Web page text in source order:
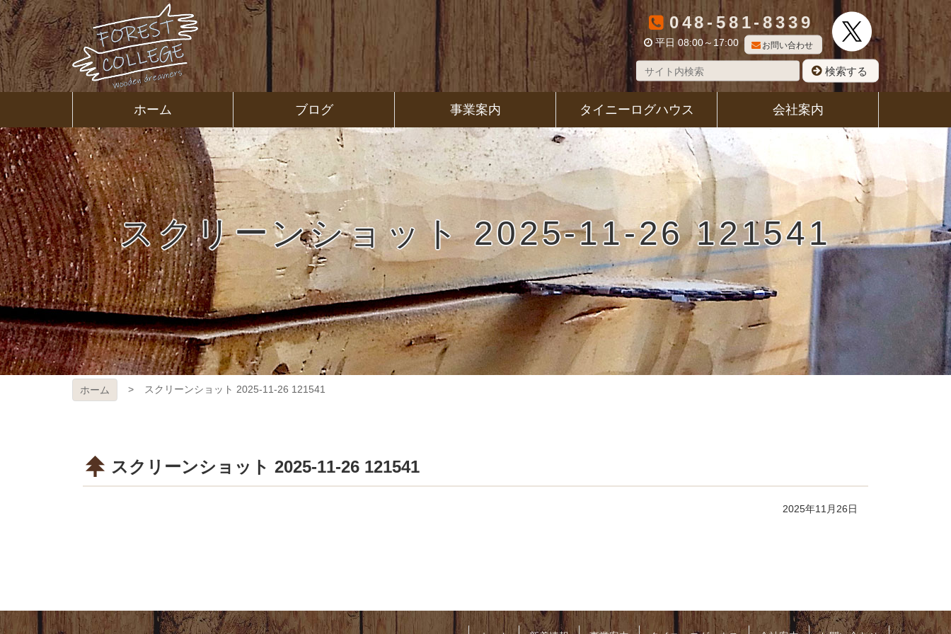
コ
ン
テ
ン
ツ
本
文
ス
キ
ッ
プ
㈱ＦＯＲ
ＥＳＴ Ｃ
ＯＬＬＥ
ＧＥ
048-581-8339
平日 08:00～17:00 お問い合わせ
検索する
ホーム ブログ 事業案内 タイニーログハウス 会社案内
スクリーンショット 2025-11-26 121541
ホーム スクリーンショット 2025-11-26 121541
スクリーンショット 2025-11-26 121541
2025年11月26日
ン
ツ
の
先